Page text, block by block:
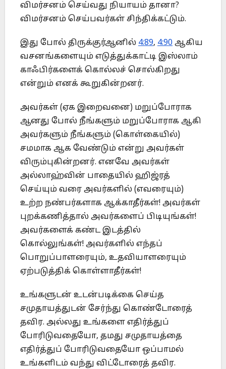
விமர்சனம் செய்வது நியாயம் தானா?
விமர்சனம் செய்பவர்கள் சிந்திக்கட்டும்.
இது போல் திருக்குர்ஆனில் 4:89, 4:90 ஆகிய
வசனங்களையும் எடுத்துக்காட்டி இஸ்லாம்
காஃபிர்களைக் கொல்லச் சொல்கிறது
என்றும் எனக் கூறுகின்றனர்.
அவர்கள் (ஏக இறைவனை) மறுப்போராக
ஆனது போல் நீங்களும் மறுப்போராக ஆகி
அவர்களும் நீங்களும் (கொள்கையில்)
சமமாக ஆக வேண்டும் என்று அவர்கள்
விரும்புகின்றனர். எனவே அவர்கள்
அல்லாஹ்வின் பாதையில் ஹிஜ்ரத்
செய்யும் வரை அவர்களில் (எவரையும்)
உற்ற நண்பர்களாக ஆக்காதீர்கள்! அவர்கள்
புறக்கணித்தால் அவர்களைப் பிடியுங்கள்!
அவர்களைக் கண்ட இடத்தில்
கொல்லுங்கள்! அவர்களில் எந்தப்
பொறுப்பாளரையும், உதவியாளரையும்
ஏற்படுத்திக் கொள்ளாதீர்கள்!
உங்களுடன் உடன்படிக்கை செய்த
சமுதாயத்துடன் சேர்ந்து கொண்டோரைத்
தவிர. அல்லது உங்களை எதிர்த்துப்
போரிடுவதையோ, தமது சமுதாயத்தை
எதிர்த்துப் போரிடுவதையோ ஒப்பாமல்
உங்களிடம் வந்து விட்டோரைத் தவிர.